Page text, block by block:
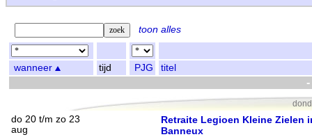
toon alles
wanneer tijd PJG titel
do 20 t/m zo 23
aug
Retraite Legioen Kleine Zielen
Banneux